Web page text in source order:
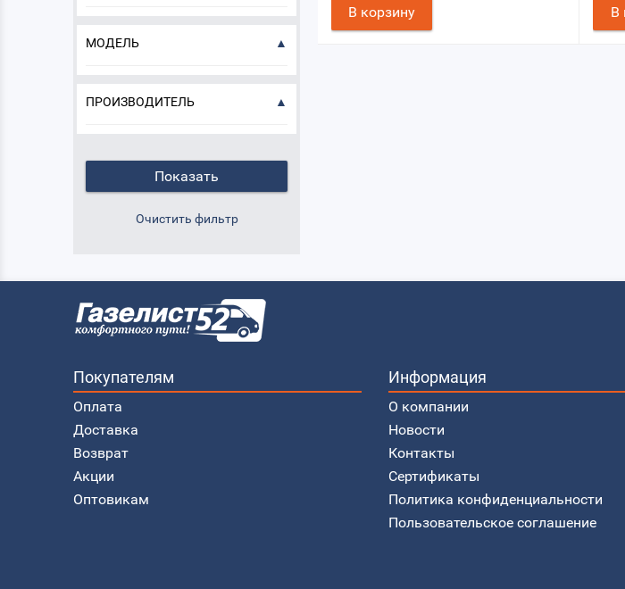
МОДЕЛЬ
ПРОИЗВОДИТЕЛЬ
В корзину В
Покупателям
Оплата
Доставка
Возврат
Акции
Оптовикам
Информация
О компании
Новости
Контакты
Сертификаты
Политика конфиденциальности
Пользовательское соглашение